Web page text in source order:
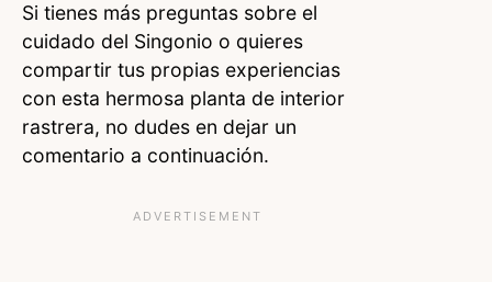
Si tienes más preguntas sobre el
cuidado del Singonio o quieres
compartir tus propias experiencias
con esta hermosa planta de interior
rastrera, no dudes en dejar un
comentario a continuación.